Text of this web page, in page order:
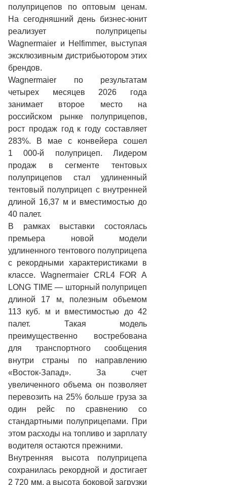
полуприцепов по оптовым ценам.
На сегодняшний день бизнес-юнит
реализует полуприцепы
Wagnermaier и Helfimmer, выступая
эксклюзивным дистрибьютором этих
брендов.
Wagnermaier по результатам
четырех месяцев 2026 года
занимает второе место на
российском рынке полуприцепов,
рост продаж год к году составляет
283%. В мае с конвейера сошел
1 000-й полуприцеп. Лидером
продаж в сегменте тентовых
полуприцепов стал удлиненный
тентовый полуприцеп с внутренней
длиной 16,37 м и вместимостью до
40 палет.
В рамках выставки состоялась
премьера новой модели
удлиненного тентового полуприцепа
с рекордными характеристиками в
классе. Wagnermaier CRL4 FOR A
LONG TIME — шторный полуприцеп
длиной 17 м, полезным объемом
113 куб. м и вместимостью до 42
палет. Такая модель
преимущественно востребована
для транспортного сообщения
внутри страны по направлению
«Восток-Запад». За счет
увеличенного объема он позволяет
перевозить на 25% больше груза за
один рейс по сравнению со
стандартными полуприцепами. При
этом расходы на топливо и зарплату
водителя остаются прежними.
Внутренняя высота полуприцепа
сохранилась рекордной и достигает
2 720 мм, а высота боковой загрузки